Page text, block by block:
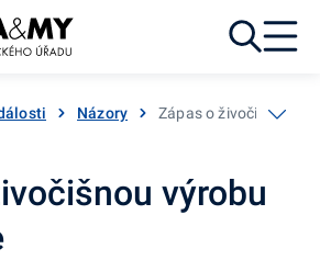
Názory Zápas o živočišnou
výrobu